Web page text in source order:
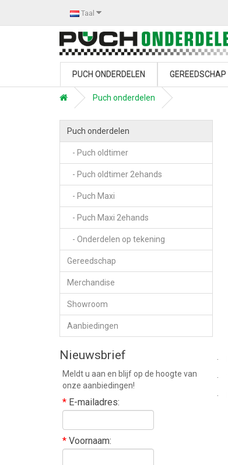
Taal
PUCH ONDERDELEN GEREEDSCHAP
Puch onderdelen
Puch onderdelen
- Puch oldtimer
- Puch oldtimer 2ehands
- Puch Maxi
- Puch Maxi 2ehands
- Onderdelen op tekening
Gereedschap
Merchandise
Showroom
Aanbiedingen
Nieuwsbrief
Meldt u aan en blijf op de hoogte van
onze aanbiedingen!
* E-mailadres:
* Voornaam:
·
·
·